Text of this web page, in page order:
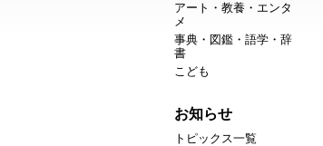
アート・教養・エンタ
メ
事典・図鑑・語学・辞
書
こども
お知らせ
トピックス一覧